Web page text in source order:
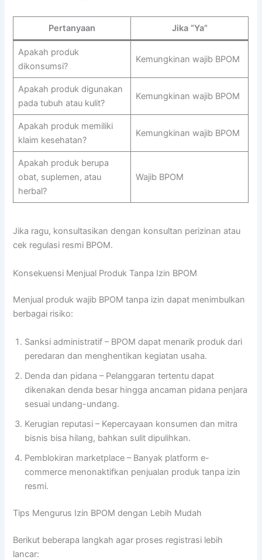
Pertanyaan Jika “Ya”
Apakah produk
dikonsumsi?
Kemungkinan wajib BPOM
Apakah produk digunakan
pada tubuh atau kulit?
Kemungkinan wajib BPOM
Apakah produk memiliki
klaim kesehatan?
Kemungkinan wajib BPOM
Apakah produk berupa
obat, suplemen, atau
herbal?
Wajib BPOM
Jika ragu, konsultasikan dengan konsultan perizinan atau
cek regulasi resmi BPOM.
Konsekuensi Menjual Produk Tanpa Izin BPOM
Menjual produk wajib BPOM tanpa izin dapat menimbulkan
berbagai risiko:
Sanksi administratif – BPOM dapat menarik produk dari
peredaran dan menghentikan kegiatan usaha.
Denda dan pidana – Pelanggaran tertentu dapat
dikenakan denda besar hingga ancaman pidana penjara
sesuai undang-undang.
Kerugian reputasi – Kepercayaan konsumen dan mitra
bisnis bisa hilang, bahkan sulit dipulihkan.
Pemblokiran marketplace – Banyak platform e-
commerce menonaktifkan penjualan produk tanpa izin
resmi.
Tips Mengurus Izin BPOM dengan Lebih Mudah
Berikut beberapa langkah agar proses registrasi lebih
lancar: